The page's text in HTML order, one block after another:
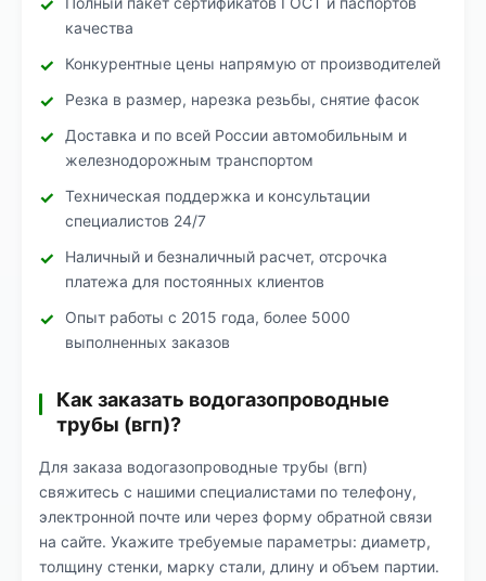
качества
Конкурентные цены напрямую от производителей
Резка в размер, нарезка резьбы, снятие фасок
Доставка и по всей России автомобильным и
железнодорожным транспортом
Техническая поддержка и консультации
специалистов 24/7
Наличный и безналичный расчет, отсрочка
платежа для постоянных клиентов
Опыт работы с 2015 года, более 5000
выполненных заказов
Как заказать водогазопроводные
трубы (вгп)?
Для заказа водогазопроводные трубы (вгп)
свяжитесь с нашими специалистами по телефону,
электронной почте или через форму обратной связи
на сайте. Укажите требуемые параметры: диаметр,
толщину стенки, марку стали, длину и объем партии.